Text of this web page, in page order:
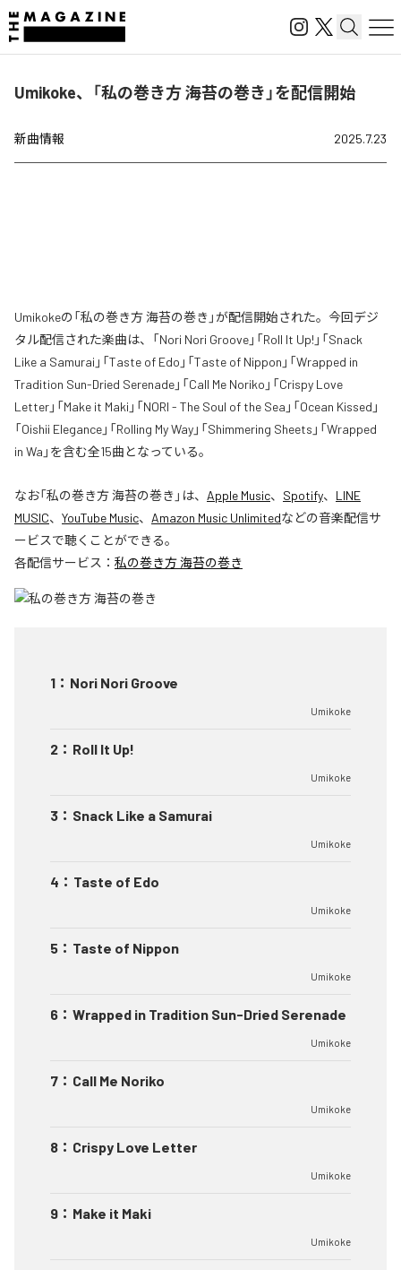
Umikoke、「私の巻き方 海苔の巻き」を配信開始
新曲情報 2025.7.23
Umikokeの「私の巻き方 海苔の巻き」が配信開始された。今回デジ
タル配信された楽曲は、「Nori Nori Groove」「Roll It Up!」「Snack
Like a Samurai」「Taste of Edo」「Taste of Nippon」「Wrapped in
Tradition Sun-Dried Serenade」「Call Me Noriko」「Crispy Love
Letter」「Make it Maki」「NORI - The Soul of the Sea」「Ocean Kissed」
「Oishii Elegance」「Rolling My Way」「Shimmering Sheets」「Wrapped
in Wa」を含む全15曲となっている。
なお「私の巻き方 海苔の巻き 」は、 Apple Music、 Spotify、 LINE
MUSIC、 YouTube Music、 Amazon Music Unlimitedなどの音楽配信サ
ービスで聴くことができる。
各配信サービス： 私の巻き方 海苔の巻き
1 ： Nori Nori Groove
Umikoke
2 ： Roll It Up!
Umikoke
3 ： Snack Like a Samurai
Umikoke
4 ： Taste of Edo
Umikoke
5 ： Taste of Nippon
Umikoke
6 ： Wrapped in Tradition Sun-Dried Serenade
Umikoke
7 ： Call Me Noriko
Umikoke
8 ： Crispy Love Letter
Umikoke
9 ： Make it Maki
Umikoke